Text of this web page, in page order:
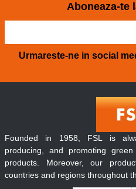
Aboneaza-te
Urmareste-ne in social
Founded in 1958, FSL is
producing, and promoting
products. Moreover, our
countries and regions throughout